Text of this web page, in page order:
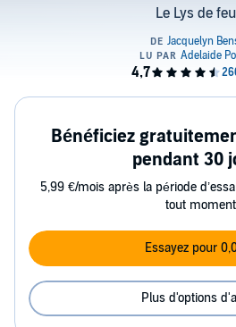
Le Lys de
Bénéficiez
pendant 30
5,99 €/mois après la période
tout moment
Essayez pour
Plus d'options